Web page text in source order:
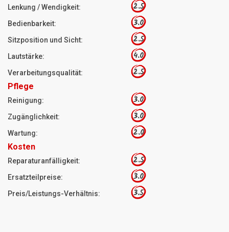
Lenkung / Wendigkeit: 2.5
Bedienbarkeit: 3.0
Sitzposition und Sicht: 2.5
Lautstärke: 4.0
Verarbeitungsqualität: 2.5
Pflege
Reinigung: 3.0
Zugänglichkeit: 3.0
Wartung: 2.0
Kosten
Reparaturanfälligkeit: 2.5
Ersatzteilpreise: 3.0
Preis/Leistungs-Verhältnis: 3.5